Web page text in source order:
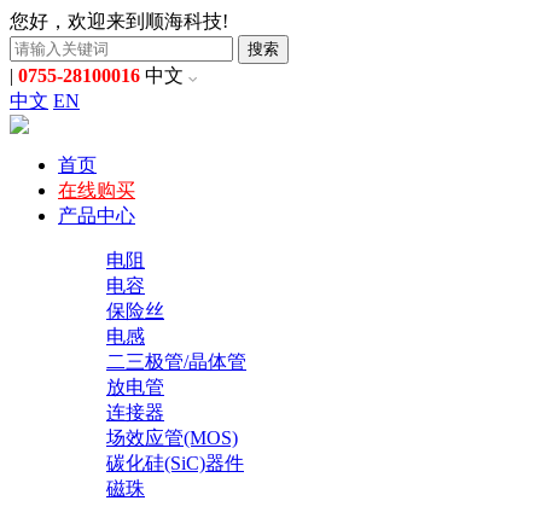
您好，欢迎来到顺海科技!
搜索
| 0755-28100016 中文
中文 EN
首页
在线购买
产品中心
电阻
电容
保险丝
电感
二三极管/晶体管
放电管
连接器
场效应管(MOS)
碳化硅(SiC)器件
磁珠